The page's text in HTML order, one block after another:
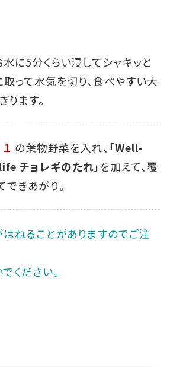
に5分くらい浸してシャキッと
取って水気を切り、食べやすい大
ります。
１ の葉物野菜を入れ、 「Well-
チョレギのたれ」を加えて、覆
できあがり。
ねることがありますのでご注
ください。